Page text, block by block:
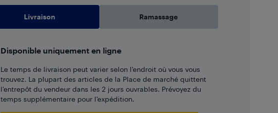
Livraison Ramassage
Disponible uniquement en ligne
Le temps de livraison peut varier selon l'endroit où vous vous
trouvez. La plupart des articles de la Place de marché quittent
l’entrepôt du vendeur dans les 2 jours ouvrables. Prévoyez du
temps supplémentaire pour l’expédition.